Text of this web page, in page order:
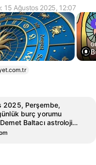
15 Ağustos 2025, 12:07
2025, Perşembe,
burç yorumu
Baltacı astroloji